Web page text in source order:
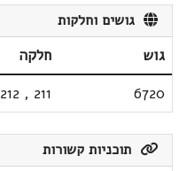
גושים וחלקות
גוש
חלקה
6720
211
,
212
תוכניות קשורות